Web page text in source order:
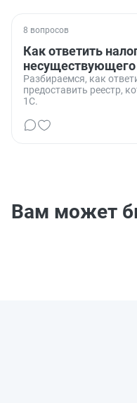
8 вопросов
Как ответить
несуществующего
Разбираемся, как
предоставить реестр,
1С.
Вам может